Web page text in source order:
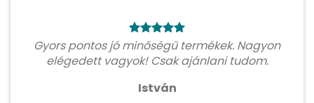
Gyors pontos jó minőségű termékek. Nagyon
elégedett vagyok! Csak ajánlani tudom.
István